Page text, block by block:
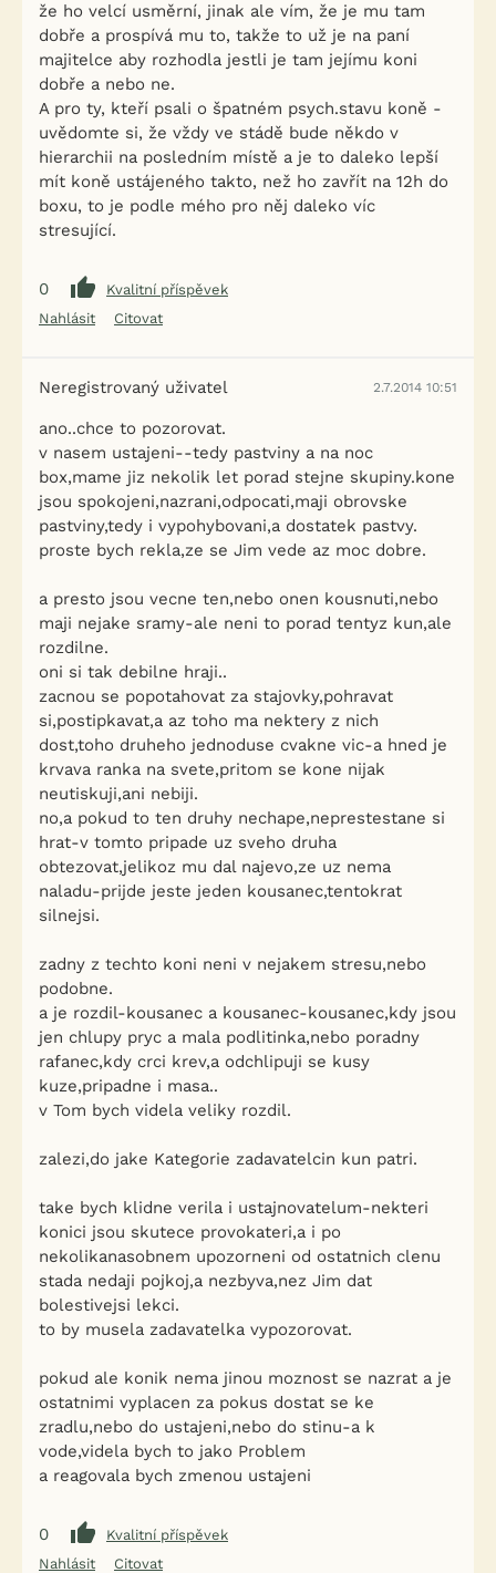
že ho velcí usměrní, jinak ale vím, že je mu tam
dobře a prospívá mu to, takže to už je na paní
majitelce aby rozhodla jestli je tam jejímu koni
dobře a nebo ne.
A pro ty, kteří psali o špatném psych.stavu koně -
uvědomte si, že vždy ve stádě bude někdo v
hierarchii na posledním místě a je to daleko lepší
mít koně ustájeného takto, než ho zavřít na 12h do
boxu, to je podle mého pro něj daleko víc
stresující.
0
Kvalitní příspěvek
Nahlásit
Citovat
Neregistrovaný uživatel 2.7.2014 10:51
ano..chce to pozorovat.
v nasem ustajeni--tedy pastviny a na noc
box,mame jiz nekolik let porad stejne skupiny.kone
jsou spokojeni,nazrani,odpocati,maji obrovske
pastviny,tedy i vypohybovani,a dostatek pastvy.
proste bych rekla,ze se Jim vede az moc dobre.
a presto jsou vecne ten,nebo onen kousnuti,nebo
maji nejake sramy-ale neni to porad tentyz kun,ale
rozdilne.
oni si tak debilne hraji..
zacnou se popotahovat za stajovky,pohravat
si,postipkavat,a az toho ma nektery z nich
dost,toho druheho jednoduse cvakne vic-a hned je
krvava ranka na svete,pritom se kone nijak
neutiskuji,ani nebiji.
no,a pokud to ten druhy nechape,neprestestane si
hrat-v tomto pripade uz sveho druha
obtezovat,jelikoz mu dal najevo,ze uz nema
naladu-prijde jeste jeden kousanec,tentokrat
silnejsi.
zadny z techto koni neni v nejakem stresu,nebo
podobne.
a je rozdil-kousanec a kousanec-kousanec,kdy jsou
jen chlupy pryc a mala podlitinka,nebo poradny
rafanec,kdy crci krev,a odchlipuji se kusy
kuze,pripadne i masa..
v Tom bych videla veliky rozdil.
zalezi,do jake Kategorie zadavatelcin kun patri.
take bych klidne verila i ustajnovatelum-nekteri
konici jsou skutece provokateri,a i po
nekolikanasobnem upozorneni od ostatnich clenu
stada nedaji pojkoj,a nezbyva,nez Jim dat
bolestivejsi lekci.
to by musela zadavatelka vypozorovat.
pokud ale konik nema jinou moznost se nazrat a je
ostatnimi vyplacen za pokus dostat se ke
zradlu,nebo do ustajeni,nebo do stinu-a k
vode,videla bych to jako Problem
a reagovala bych zmenou ustajeni
0
Kvalitní příspěvek
Nahlásit
Citovat